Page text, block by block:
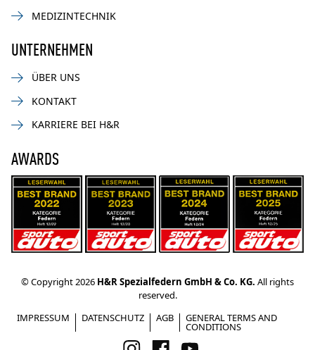
MEDIZINTECHNIK
UNTERNEHMEN
ÜBER UNS
KONTAKT
KARRIERE BEI H&R
AWARDS
© Copyright 2026 H&R Spezialfedern GmbH & Co. KG. All rights
reserved.
IMPRESSUM
DATENSCHUTZ AGB GENERAL TERMS AND
CONDITIONS